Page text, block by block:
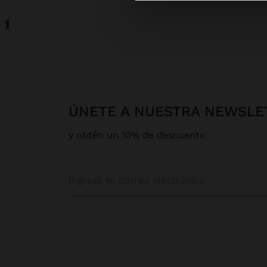
ÚNETE A NUESTRA
y obtén un 10% de descuento